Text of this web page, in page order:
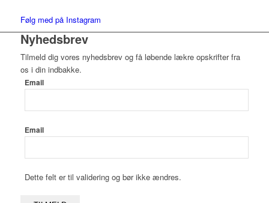
Følg med på Instagram
Nyhedsbrev
Tilmeld dig vores nyhedsbrev og få løbende lækre opskrifter fra
os i din indbakke.
Email
Email
Dette felt er til validering og bør ikke ændres.